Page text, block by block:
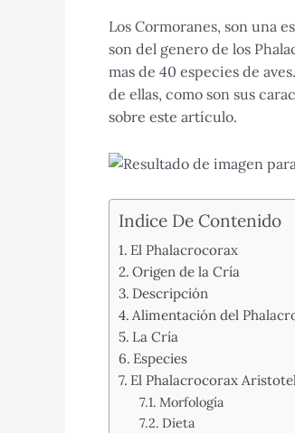
Los Cormoranes, son una
son del genero de los
mas de 40 especies de
de ellas, como son sus
sobre este artículo.
Indice De Contenido
El Phalacrocorax
Origen de la Cría
Descripción
Alimentación del
La Cría
Especies
El Phalacrocorax
Morfología
Dieta